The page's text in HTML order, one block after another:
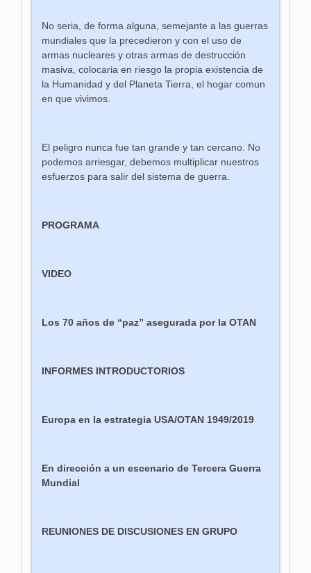
No seria, de forma alguna, semejante a las guerras
mundiales que la precedieron y con el uso de
armas nucleares y otras armas de destrucción
masiva, colocaria en riesgo la propia existencia de
la Humanidad y del Planeta Tierra, el hogar comun
en que vivimos.
El peligro nunca fue tan grande y tan cercano. No
podemos arriesgar, debemos multiplicar nuestros
esfuerzos para salir del sistema de guerra.
PROGRAMA
VIDEO
Los 70 años de “paz” asegurada por la OTAN
INFORMES INTRODUCTORIOS
Europa en la estrategia USA/OTAN 1949/2019
En dirección a un escenario de Tercera Guerra
Mundial
REUNIONES DE DISCUSIONES EN GRUPO